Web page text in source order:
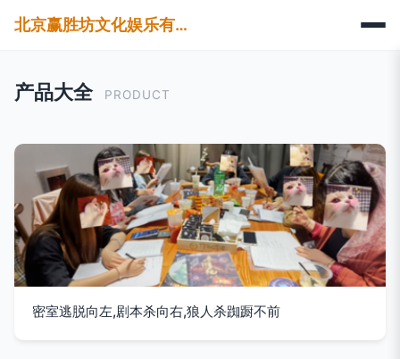
北京赢胜坊文化娱乐有限公司
产品大全 PRODUCT
密室逃脱向左,剧本杀向右,狼人杀踟蹰不前